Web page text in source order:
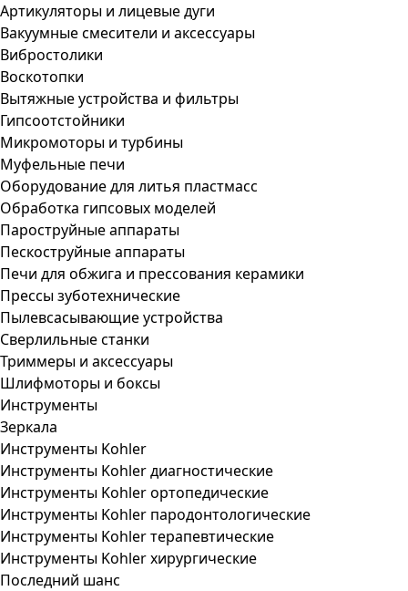
Артикуляторы и лицевые дуги
Вакуумные смесители и аксессуары
Вибростолики
Воскотопки
Вытяжные устройства и фильтры
Гипсоотстойники
Микромоторы и турбины
Муфельные печи
Оборудование для литья пластмасс
Обработка гипсовых моделей
Пароструйные аппараты
Пескоструйные аппараты
Печи для обжига и прессования керамики
Прессы зуботехнические
Пылевсасывающие устройства
Сверлильные станки
Триммеры и аксессуары
Шлифмоторы и боксы
Инструменты
Зеркала
Инструменты Kohler
Инструменты Kohler диагностические
Инструменты Kohler ортопедические
Инструменты Kohler пародонтологические
Инструменты Kohler терапевтические
Инструменты Kohler хирургические
Последний шанс